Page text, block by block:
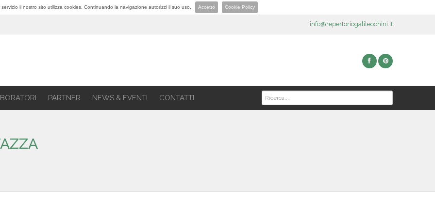
servizio il nostro sito utilizza cookies. Continuando la navigazione autorizzi il suo uso. Accetto Cookie Policy
info@repertoriogalileochini.it
PARTNER NEWS & EVENTI CONTATTI